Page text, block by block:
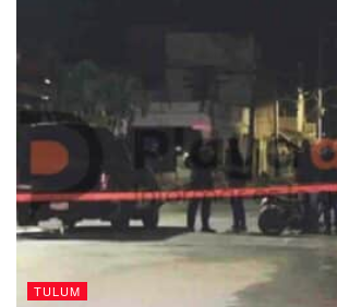
La inconformidad del gobierno
fue un
realizó desde esta columna, Jaguar
cuenta de un sub-ejercicio en la cuenta
En ella, el tesorero de aquel entonces,
estimó un ingreso de poco más de mil
pesos y propuso, en la cuenta de
841 millones, es decir, un plan que fue
TULUM